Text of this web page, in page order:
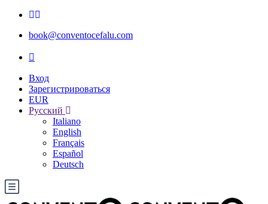
book@conventocefalu.com
Вход
Зарегистрироваться
EUR
Русский
Italiano
English
Français
Español
Deutsch